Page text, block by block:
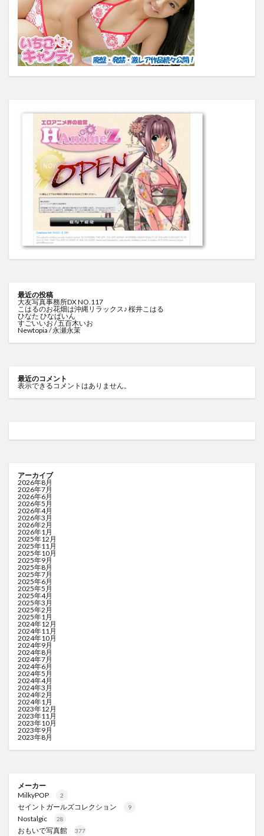
最近の投稿
大友写真事務所DX NO.117
こはるのお花畑は沖縄リラックス♪ 桜井こはる
ひなた ひなぱいん
すごいいお / 五百木いお
Newtopia / 永瀬永茉
最近のコメント
表示できるコメントはありません。
アーカイブ
2026年8月
2026年7月
2026年6月
2026年5月
2026年4月
2026年3月
2026年2月
2026年1月
2025年12月
2025年11月
2025年10月
2025年9月
2025年8月
2025年7月
2025年6月
2025年5月
2025年4月
2025年3月
2025年2月
2025年1月
2024年12月
2024年11月
2024年10月
2024年9月
2024年8月
2024年7月
2024年6月
2024年5月
2024年4月
2024年3月
2024年2月
2024年1月
2023年12月
2023年11月
2023年10月
2023年9月
2023年8月
メーカー
MilkyPOP
2
セイントガールズコレクション 9
Nostalgic 28
おもいで写真館 377